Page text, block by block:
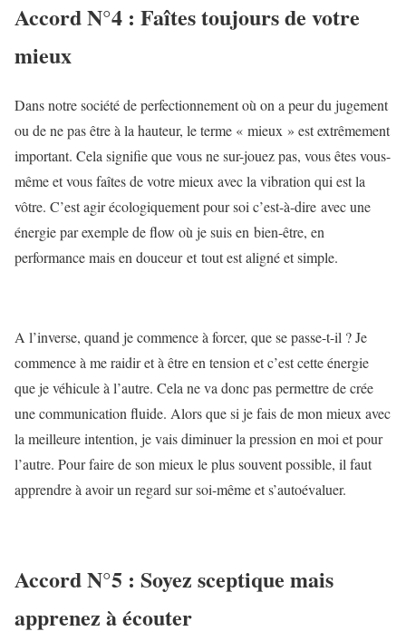
Accord N°4 : Faîtes toujours de votre
mieux
Dans notre société de perfectionnement où on a peur du jugement
ou de ne pas être à la hauteur, le terme « mieux » est extrêmement
important. Cela signifie que vous ne sur-jouez pas, vous êtes vous-
même et vous faîtes de votre mieux avec la vibration qui est la
vôtre. C’est agir écologiquement pour soi c’est-à-dire avec une
énergie par exemple de flow où je suis en bien-être, en
performance mais en douceur et tout est aligné et simple.
A l’inverse, quand je commence à forcer, que se passe-t-il ? Je
commence à me raidir et à être en tension et c’est cette énergie
que je véhicule à l’autre. Cela ne va donc pas permettre de crée
une communication fluide. Alors que si je fais de mon mieux avec
la meilleure intention, je vais diminuer la pression en moi et pour
l’autre. Pour faire de son mieux le plus souvent possible, il faut
apprendre à avoir un regard sur soi-même et s’autoévaluer.
Accord N°5 : Soyez sceptique mais
apprenez à écouter